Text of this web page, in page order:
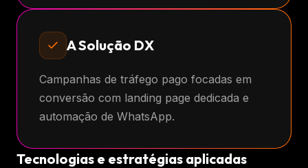
A Solução DX
Campanhas de tráfego pago focadas em
conversão com landing page dedicada e
automação de WhatsApp.
Tecnologias e estratégias aplicadas